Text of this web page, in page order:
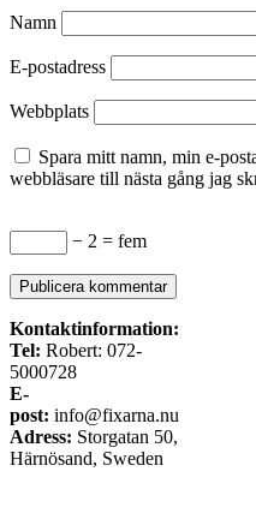
Namn
E-postadress
Webbplats
Spara mitt namn, min e-
webbläsare till nästa gång jag
− 2 = fem
Kontaktinformation:
Tel: Robert: 072-
5000728
E-
post: info@fixarna.nu
Adress: Storgatan 50,
Härnösand, Sweden